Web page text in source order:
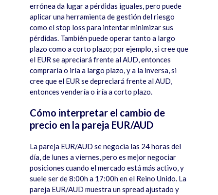
errónea da lugar a pérdidas iguales, pero puede
aplicar una herramienta de gestión del riesgo
como el stop loss para intentar minimizar sus
pérdidas. También puede operar tanto a largo
plazo como a corto plazo; por ejemplo, si cree que
el EUR se apreciaráfrente al AUD, entonces
compraría o iría a largo plazo, y a la inversa, si
cree que el EUR se depreciaráfrente al AUD,
entonces vendería o iría a corto plazo.
Cómo interpretar el cambio de
precio en la pareja EUR/AUD
La pareja EUR/AUD se negocia las 24 horas del
día, de lunes a viernes, pero es mejor negociar
posiciones cuando el mercado está más activo, y
suele ser de 8:00ha 17:00h en el Reino Unido. La
pareja EUR/AUD muestra un spread ajustado y